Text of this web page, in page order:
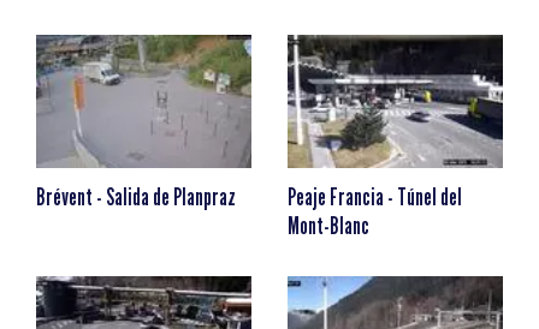
Brévent - Salida de Planpraz
Peaje Francia - Túnel del
Mont-Blanc